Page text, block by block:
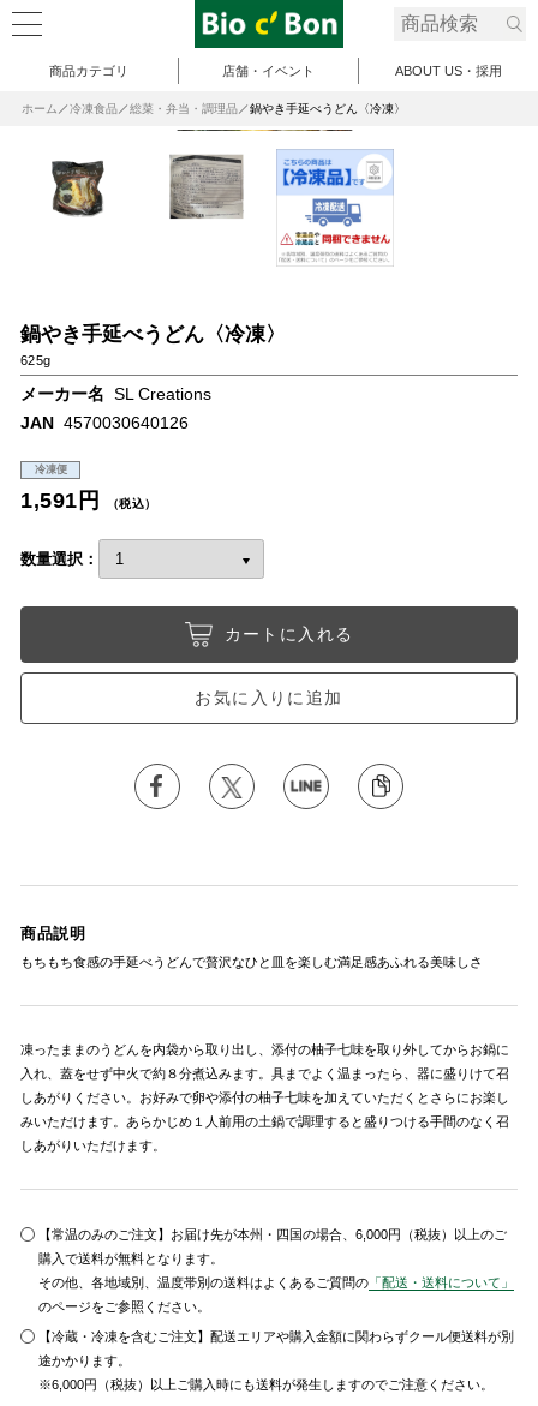
商品カテゴリ 店舗・イベント ABOUT US・採用
ホーム 冷凍食品 総菜・弁当・調理品 鍋やき手延べうどん〈冷凍〉
鍋やき手延べうどん〈冷凍〉
625g
メーカー名 SL Creations
JAN 4570030640126
冷凍便
1,591円 （税込）
数量選択：
カートに入れる
お気に入りに追加
商品説明
もちもち食感の手延べうどんで贅沢なひと皿を楽しむ満足感あふれる美味しさ
凍ったままのうどんを内袋から取り出し、添付の柚子七味を取り外してからお鍋に
入れ、蓋をせず中火で約８分煮込みます。具までよく温まったら、器に盛りけて召
しあがりください。お好みで卵や添付の柚子七味を加えていただくとさらにお楽し
みいただけます。あらかじめ１人前用の土鍋で調理すると盛りつける手間のなく召
しあがりいただけます。
【常温のみのご注文】お届け先が本州・四国の場合、6,000円（税抜）以上のご
購入で送料が無料となります。
その他、各地域別、温度帯別の送料はよくあるご質問の 「配送・送料について」
のページをご参照ください。
【冷蔵・冷凍を含むご注文】配送エリアや購入金額に関わらずクール便送料が別
途かかります。
※6,000円（税抜）以上ご購入時にも送料が発生しますのでご注意ください。